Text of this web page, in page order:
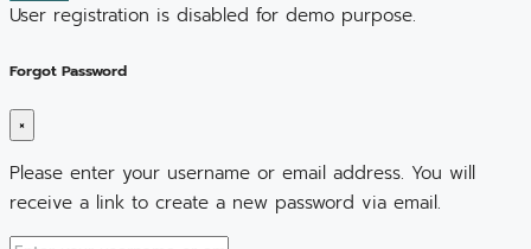
User registration is disabled for demo purpose.
Forgot Password
×
Please enter your username or email address. You will
receive a link to create a new password via email.